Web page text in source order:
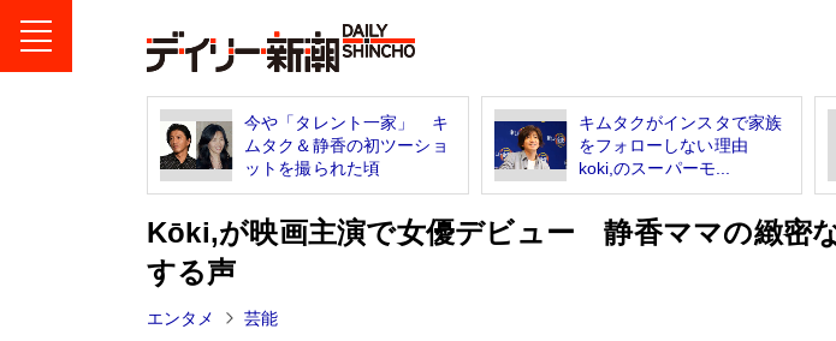
今や「タレント一家」 キ
ムタク＆静香の初ツーショ
ットを撮られた頃
キムタクがインスタで家族
をフォローしない理由
koki,のスーパーモ...
Kōki,が映画主演で女優デビュー 静香ママの緻密
する声
エンタメ 芸能